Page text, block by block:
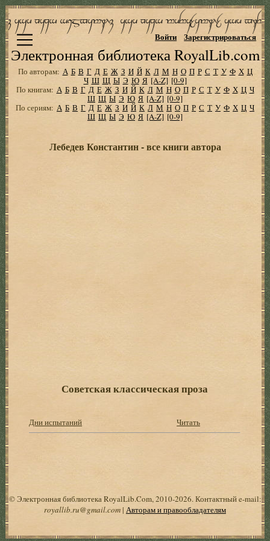
Электронная библиотека RoyalLib.com
Войти Зарегистрироваться
По авторам: А Б В Г Д Е Ж З И Й К Л М Н О П Р С Т У Ф Х Ц
Ч Ш Щ Ы Э Ю Я [A-Z] [0-9]
По книгам: А Б В Г Д Е Ж З И Й К Л М Н О П Р С Т У Ф Х Ц Ч
Ш Щ Ы Э Ю Я [A-Z] [0-9]
По сериям: А Б В Г Д Е Ж З И Й К Л М Н О П Р С Т У Ф Х Ц Ч
Ш Щ Ы Э Ю Я [A-Z] [0-9]
Лебедев Константин - все книги автора
Советская классическая проза
Дни испытаний Читать
© Электронная библиотека RoyalLib.Com, 2010-2026. Контактный e-mail:
royallib.ru@gmail.com| Авторам и правообладателям